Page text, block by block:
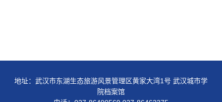
地址：武汉市东湖生态旅游风景管理区黄家大湾1号 武汉城市学
院档案馆